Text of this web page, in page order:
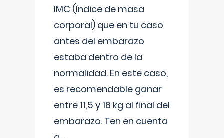
IMC (índice de masa
corporal) que en tu caso
antes del embarazo
estaba dentro de la
normalidad. En este caso,
es recomendable ganar
entre 11,5 y 16 kg al final del
embarazo. Ten en cuenta